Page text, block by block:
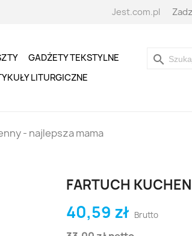
Jest.com.pl
GADŻETY TEKSTYLNE
LITURGICZNE
search
- najlepsza mama
FARTUCH
40,59 zł Brutto